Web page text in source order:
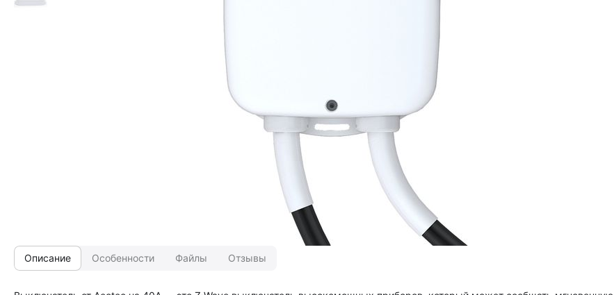
Описание Особенности Файлы Отзывы